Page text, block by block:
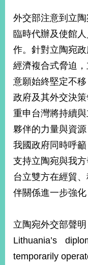
台
海
平
護
照
回
頁
網
站
導
覽
關
於
本
部
中
心
外
外交部注意到立
臨時代辦及使館
作。針對立陶宛
經濟複合式脅迫
意願始終堅定不
政府及其外交決
重申台灣將持續
夥伴的力量與資源
我國政府同時呼
支持立陶宛與我
台立雙方在經貿
伴關係進一步強化
立陶宛外交部聲明
Lithuania’s
temporarily